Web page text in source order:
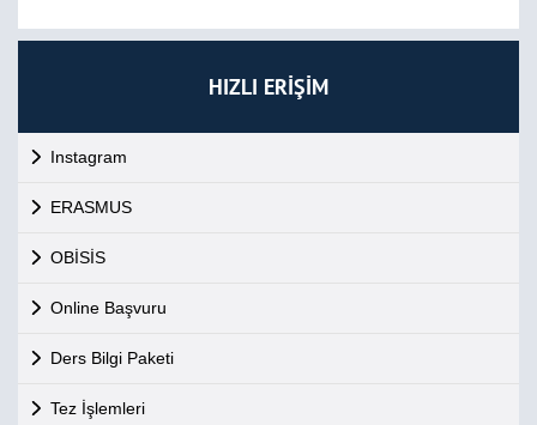
HIZLI ERİŞİM
Instagram
ERASMUS
OBİSİS
Online Başvuru
Ders Bilgi Paketi
Tez İşlemleri